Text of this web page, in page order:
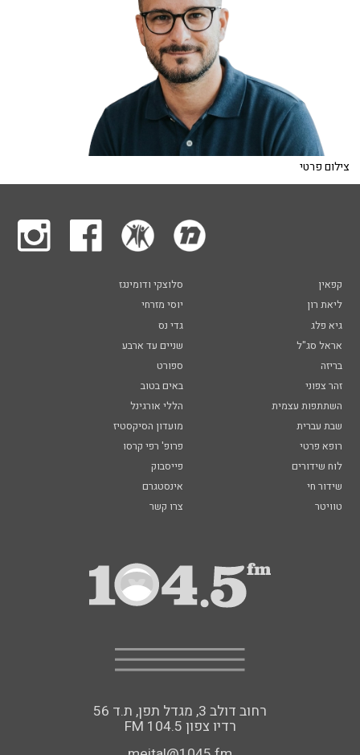
צילום פרטי
קפאין
סלוצקי ודומינגז
ליאת רון
יוסי מזרחי
גיא פלג
גדי נס
אראל סג"ל
שניים עד ארבע
בריזה
ספורט
זהר צפוני
באים בטוב
השתתפות עצמית
הללי אורגינל
שבת עברית
מועדון הסיקסטיז
רופא פרטי
פרופ' רפי קרסו
לוח שידורים
פייסבוק
שידור חי
אינסטגרם
טוויטר
צרו קשר
רחוב דולב 3, מגדל תפן, ת.ד 56
FM רדיו צפון 104.5